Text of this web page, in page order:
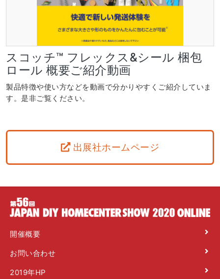
スコッチ™ フレックス&シール 梱包
ロール 概要ご紹介動画
製品特徴や使い方などを動画で分かりやすくご紹介していま
す。是非ご覧ください。
出展社ホームページ
開催概要
お問い合わせ
2019年HP